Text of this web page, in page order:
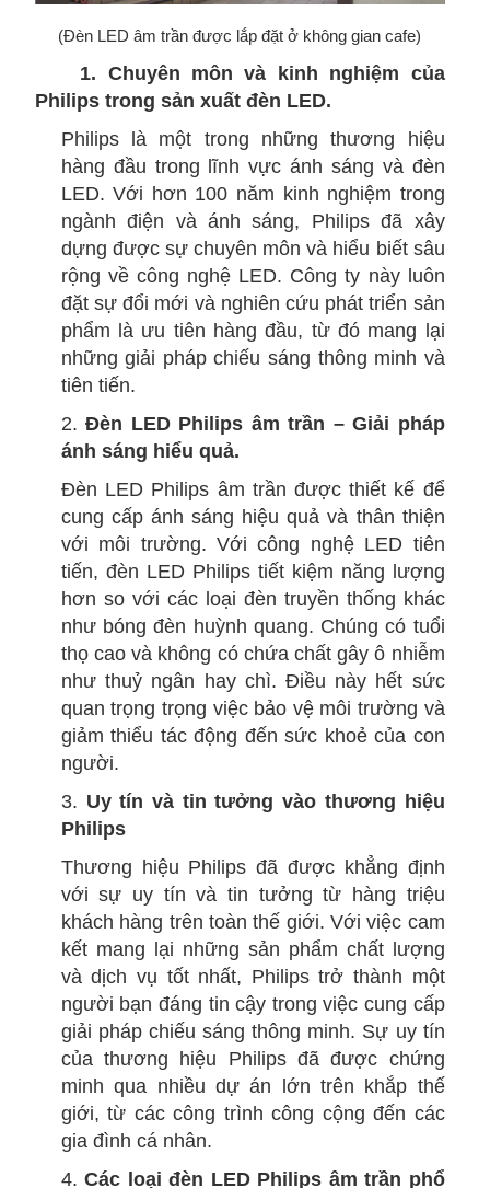
(Đèn LED âm trần được lắp đặt ở không gian cafe)
1. Chuyên môn và kinh nghiệm của
Philips trong sản xuất đèn LED.
Philips là một trong những thương hiệu
hàng đầu trong lĩnh vực ánh sáng và đèn
LED. Với hơn 100 năm kinh nghiệm trong
ngành điện và ánh sáng, Philips đã xây
dựng được sự chuyên môn và hiểu biết sâu
rộng về công nghệ LED. Công ty này luôn
đặt sự đổi mới và nghiên cứu phát triển sản
phẩm là ưu tiên hàng đầu, từ đó mang lại
những giải pháp chiếu sáng thông minh và
tiên tiến.
2.Đèn LED Philips âm trần – Giải pháp
ánh sáng hiểu quả.
Đèn LED Philips âm trần được thiết kế để
cung cấp ánh sáng hiệu quả và thân thiện
với môi trường. Với công nghệ LED tiên
tiến, đèn LED Philips tiết kiệm năng lượng
hơn so với các loại đèn truyền thống khác
như bóng đèn huỳnh quang. Chúng có tuổi
thọ cao và không có chứa chất gây ô nhiễm
như thuỷ ngân hay chì. Điều này hết sức
quan trọng trọng việc bảo vệ môi trường và
giảm thiểu tác động đến sức khoẻ của con
người.
3. Uy tín và tin tưởng vào thương hiệu
Philips
Thương hiệu Philips đã được khẳng định
với sự uy tín và tin tưởng từ hàng triệu
khách hàng trên toàn thế giới. Với việc cam
kết mang lại những sản phẩm chất lượng
và dịch vụ tốt nhất, Philips trở thành một
người bạn đáng tin cậy trong việc cung cấp
giải pháp chiếu sáng thông minh. Sự uy tín
của thương hiệu Philips đã được chứng
minh qua nhiều dự án lớn trên khắp thế
giới, từ các công trình công cộng đến các
gia đình cá nhân.
4.Các loại đèn LED Philips âm trần phổ